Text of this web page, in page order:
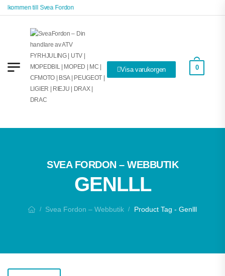
till Svea Fordon
Visa varukorgen 0
SVEA FORDON – WEBBUTIK
GENLLL
/ Svea Fordon – Webbutik / Product Tag - Genlll